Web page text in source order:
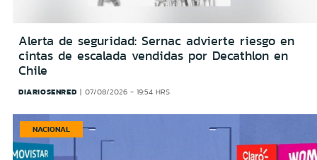
Alerta de seguridad: Sernac advierte riesgo en
cintas de escalada vendidas por Decathlon en
Chile
DIARIOSENRED 07/08/2026 - 19:54 HRS
NACIONAL